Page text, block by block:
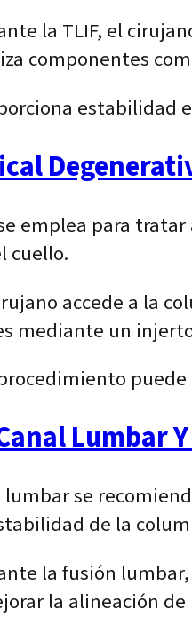
la TLIF, el
componentes
estabilidad
se emplea para
cuello.
accede a la
mediante un
Lumbar
lumbar se
de la
la fusión
la alineación